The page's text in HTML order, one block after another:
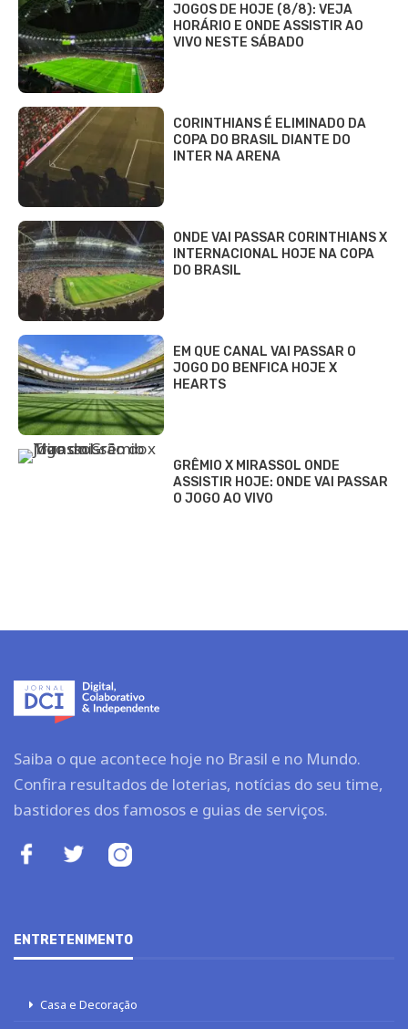
JOGOS DE HOJE (8/8): VEJA
HORÁRIO E ONDE ASSISTIR AO
VIVO NESTE SÁBADO
CORINTHIANS É ELIMINADO DA
COPA DO BRASIL DIANTE DO
INTER NA ARENA
ONDE VAI PASSAR CORINTHIANS X
INTERNACIONAL HOJE NA COPA
DO BRASIL
EM QUE CANAL VAI PASSAR O
JOGO DO BENFICA HOJE X
HEARTS
GRÊMIO X MIRASSOL ONDE
ASSISTIR HOJE: ONDE VAI PASSAR
O JOGO AO VIVO
Saiba o que acontece hoje no Brasil e no Mundo.
Confira resultados de loterias, notícias do seu time,
bastidores dos famosos e guias de serviços.
ENTRETENIMENTO
Casa e Decoração